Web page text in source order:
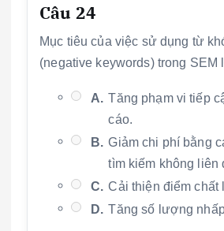
Câu 24
Mục tiêu của việc sử dụng từ
(negative keywords) trong SEM
A. Tăng phạm vi tiếp
cáo.
B. Giảm chi phí bằng
tìm kiếm không liên
C. Cải thiện điểm chất
D. Tăng số lượng